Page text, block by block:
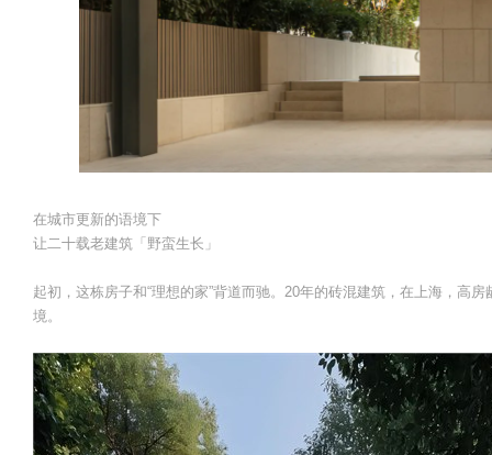
在城市更新的语境下
让二十载老建筑「野蛮生长」
起初，这栋房子和“理想的家”背道而驰。20年的砖混建筑，在上海，高
境。